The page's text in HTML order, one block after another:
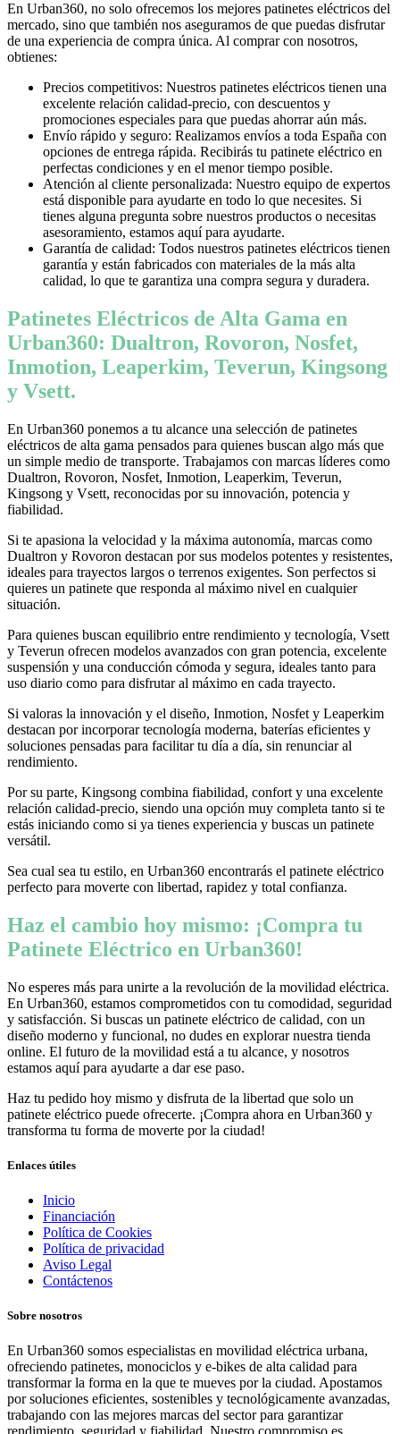
En Urban360, no solo ofrecemos los mejores patinetes eléctricos del
mercado, sino que también nos aseguramos de que puedas disfrutar
de una experiencia de compra única. Al comprar con nosotros,
obtienes:
Precios competitivos: Nuestros patinetes eléctricos tienen una
excelente relación calidad-precio, con descuentos y
promociones especiales para que puedas ahorrar aún más.
Envío rápido y seguro: Realizamos envíos a toda España con
opciones de entrega rápida. Recibirás tu patinete eléctrico en
perfectas condiciones y en el menor tiempo posible.
Atención al cliente personalizada: Nuestro equipo de expertos
está disponible para ayudarte en todo lo que necesites. Si
tienes alguna pregunta sobre nuestros productos o necesitas
asesoramiento, estamos aquí para ayudarte.
Garantía de calidad: Todos nuestros patinetes eléctricos tienen
garantía y están fabricados con materiales de la más alta
calidad, lo que te garantiza una compra segura y duradera.
Patinetes Eléctricos de Alta Gama en
Urban360: Dualtron, Rovoron, Nosfet,
Inmotion, Leaperkim, Teverun, Kingsong
y Vsett.
En Urban360 ponemos a tu alcance una selección de patinetes
eléctricos de alta gama pensados para quienes buscan algo más que
un simple medio de transporte. Trabajamos con marcas líderes como
Dualtron, Rovoron, Nosfet, Inmotion, Leaperkim, Teverun,
Kingsong y Vsett, reconocidas por su innovación, potencia y
fiabilidad.
Si te apasiona la velocidad y la máxima autonomía, marcas como
Dualtron y Rovoron destacan por sus modelos potentes y resistentes,
ideales para trayectos largos o terrenos exigentes. Son perfectos si
quieres un patinete que responda al máximo nivel en cualquier
situación.
Para quienes buscan equilibrio entre rendimiento y tecnología, Vsett
y Teverun ofrecen modelos avanzados con gran potencia, excelente
suspensión y una conducción cómoda y segura, ideales tanto para
uso diario como para disfrutar al máximo en cada trayecto.
Si valoras la innovación y el diseño, Inmotion, Nosfet y Leaperkim
destacan por incorporar tecnología moderna, baterías eficientes y
soluciones pensadas para facilitar tu día a día, sin renunciar al
rendimiento.
Por su parte, Kingsong combina fiabilidad, confort y una excelente
relación calidad-precio, siendo una opción muy completa tanto si te
estás iniciando como si ya tienes experiencia y buscas un patinete
versátil.
Sea cual sea tu estilo, en Urban360 encontrarás el patinete eléctrico
perfecto para moverte con libertad, rapidez y total confianza.
Haz el cambio hoy mismo: ¡Compra tu
Patinete Eléctrico en Urban360!
No esperes más para unirte a la revolución de la movilidad eléctrica.
En Urban360, estamos comprometidos con tu comodidad, seguridad
y satisfacción. Si buscas un patinete eléctrico de calidad, con un
diseño moderno y funcional, no dudes en explorar nuestra tienda
online. El futuro de la movilidad está a tu alcance, y nosotros
estamos aquí para ayudarte a dar ese paso.
Haz tu pedido hoy mismo y disfruta de la libertad que solo un
patinete eléctrico puede ofrecerte. ¡Compra ahora en Urban360 y
transforma tu forma de moverte por la ciudad!
Enlaces útiles
Inicio
Financiación
Política de Cookies
Política de privacidad
Aviso Legal
Contáctenos
Sobre nosotros
En Urban360 somos especialistas en movilidad eléctrica urbana,
ofreciendo patinetes, monociclos y e-bikes de alta calidad para
transformar la forma en la que te mueves por la ciudad. Apostamos
por soluciones eficientes, sostenibles y tecnológicamente avanzadas,
trabajando con las mejores marcas del sector para garantizar